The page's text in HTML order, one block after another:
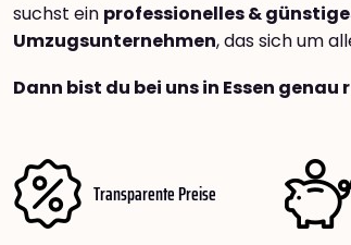
suchst ein professionelles &
Umzugsunternehmen, das sich um
Dann bist du bei uns in Essen
Transparente Preise